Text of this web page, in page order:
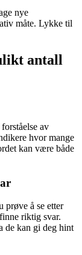
nye
måte. Lykke til
antall
av
hvor mange
kan være både
prøve å se etter
riktig svar.
de kan gi deg hint